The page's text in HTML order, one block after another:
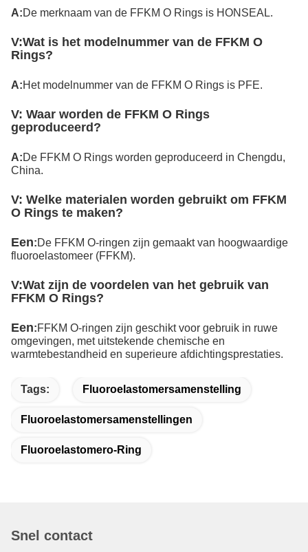
A:De merknaam van de FFKM O Rings is HONSEAL.
V:Wat is het modelnummer van de FFKM O
Rings?
A:Het modelnummer van de FFKM O Rings is PFE.
V: Waar worden de FFKM O Rings
geproduceerd?
A:De FFKM O Rings worden geproduceerd in Chengdu,
China.
V: Welke materialen worden gebruikt om FFKM
O Rings te maken?
Een:De FFKM O-ringen zijn gemaakt van hoogwaardige
fluoroelastomeer (FFKM).
V:Wat zijn de voordelen van het gebruik van
FFKM O Rings?
Een:FFKM O-ringen zijn geschikt voor gebruik in ruwe
omgevingen, met uitstekende chemische en
warmtebestandheid en superieure afdichtingsprestaties.
Tags: Fluoroelastomersamenstelling
Fluoroelastomersamenstellingen
Fluoroelastomero-Ring
Snel contact